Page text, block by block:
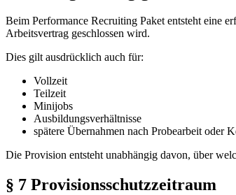
Beim Performance Recruiting Paket entsteht eine
Arbeitsvertrag geschlossen wird.
Dies gilt ausdrücklich auch für:
Vollzeit
Teilzeit
Minijobs
Ausbildungsverhältnisse
spätere Übernahmen nach Probearbeit oder
Die Provision entsteht unabhängig davon, über
§ 7 Provisionsschutzzeitraum